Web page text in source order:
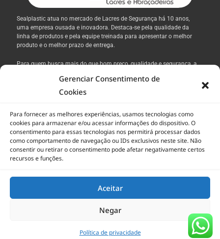
Gerenciar Consentimento de
Cookies
Para fornecer as melhores experiências, usamos tecnologias como
cookies para armazenar e/ou acessar informações do dispositivo. O
consentimento para essas tecnologias nos permitirá processar dados
como comportamento de navegação ou IDs exclusivos neste site. Não
consentir ou retirar o consentimento pode afetar negativamente certos
recursos e funções.
Aceitar
Negar
Política de privacidade
Sealplastic atua no mercado de Lacres de Segurança há 10 anos,
uma empresa ousada e inovadora. Destaca-se pela qualidade da
linha de produtos e pela equipe treinada para apresentar o melhor
produto e o melhor prazo de entrega.
Para quem busca mais do que bom preço, qualidade e segurança, a
Lacre de Segurança
Abraçadeiras
Política de Privacidade
Contato
© COPYRIGHT –SEALPLASTIC